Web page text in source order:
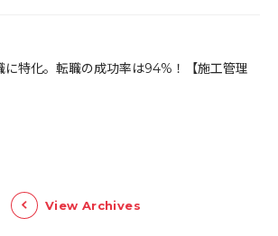
に特化。転職の成功率は94%！【施工管理
View Archives